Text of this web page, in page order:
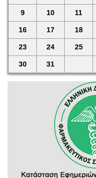
9 10 11
16 17 18
23 24 25
30 31